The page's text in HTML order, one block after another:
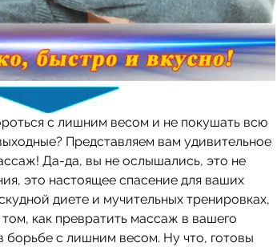
с лишним весом и не покушать всю
Представляем вам удивительное
Да-да, вы не ослышались, это не
это настоящее спасение для ваших
диете и мучительных тренировках,
как превратить массаж в вашего
борьбе с лишним весом. Ну что, готовы